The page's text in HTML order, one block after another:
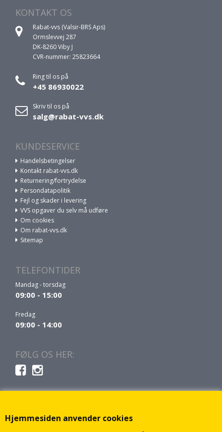
Hjemmesiden anvender cookies
KONTAKT OS
Rabat-vvs (Valsir-BRS Aps)
Ormslevvej 287
DK-8260 Viby J
CVR-nummer: 25823664
Ring til os på
+45 86930022
Skriv til os på
salg@rabat-vvs.dk
KUNDESERVICE
Handelsbetingelser
Kontakt rabat-vvs.dk
Returnering/fortrydelse
Persondatapolitik
Fejl og skader i levering
VVS opgaver du selv må udføre
Om cookies
Om rabat-vvs.dk
Sitemap
TELEFONTIDER
Mandag - torsdag
09:00 - 15:00
Fredag
09:00 - 14:00
FØLG OS HER: